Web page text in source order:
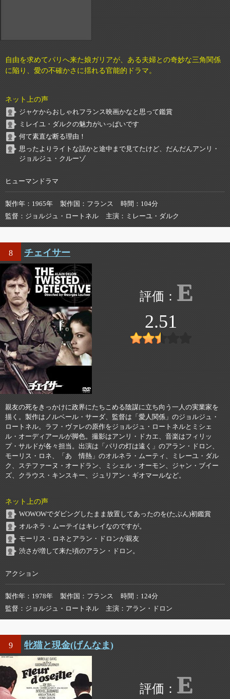
自由を求めてパリへ来た娘ガリアが、ある夫婦との奇妙な三角関係
に陥り、愛の不確かさに揺れる官能的ドラマ。
ネット上の声
ジャケからおしゃれフランス映画かなと思って鑑賞
ミレイユ・ダルクの魅力がいっぱいです
何て素直な断る理由！
思ったよりライトな話かと途中まで見てたけど、だんだんアンリ・
ジョルジュ・クルーゾ
ヒューマンドラマ
製作年 1965年 製作国 フランス 時間
104分
監督
ジョルジュ・ロートネル 主演 ミレーユ・ダルク
8 チェイサー
E
2.51
親友の死をきっかけに政界にたちこめる陰謀に立ち向う一人の実業家を
描く。製作はノルベール・サーダ、監督は「愛人関係」のジョルジュ・
ロートネル。ラフ・ヴァレの原作をジョルジュ・ロートネルとミシェ
ル・オーディアールが脚色。撮影はアンリ・ドカエ、音楽はフィリッ
プ・サルドが各々担当。出演は「パリの灯は遠く」のアラン・ドロン、
モーリス・ロネ、「あゝ情熱」のオルネラ・ムーティ、ミレーユ・ダル
ク、ステファーヌ・オードラン、ミシェル・オーモン、ジャン・ブイー
ズ、クラウス・キンスキー、ジュリアン・ギオマールなど。
ネット上の声
WOWOWでダビングしたまま放置してあったのを(たぶん)初鑑賞
オルネラ・ムーテイはキレイなのですが。
モーリス・ロネとアラン・ドロンが親友
渋さが増して来た頃のアラン・ドロン。
アクション
製作年 1978年 製作国 フランス 時間
124分
監督
ジョルジュ・ロートネル 主演 アラン・ドロン
9 牝猫と現金(げんなま)
E